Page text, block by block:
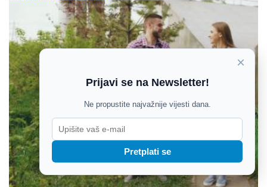
×
Prijavi se na Newsletter!
Ne propustite najvažnije vijesti dana.
Pretplati se